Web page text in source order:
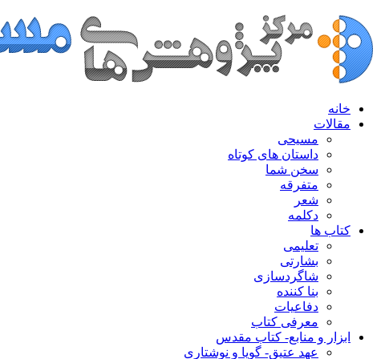
خانه
مقالات
مسیحی
داستان های کوتاه
سخن شما
متفرقه
شعر
دکلمه
کتاب ها
تعلیمی
بشارتی
شاگردسازی
بنا کننده
دفاعیات
معرفی کتاب
ابزار و منابع- کتاب مقدس
عهد عتیق- گویا و نوشتاری